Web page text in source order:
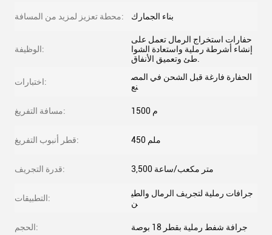
محطة تعزيز لمزيد من المسافة: بناء الجمارك
الوظيفة:
حفارات استخراج الرمال تعمل على
إنشاء أشرطة رملية واستعادة الشوا
اختبارات:
الحفارة فارغة قبل الشحن في المص
نع
مسافة التفريغ: 1500 م
قطر أنبوب التفريغ: 450 ملم
قدرة التجريف: 3,500 متر مكعب/ساعة
التطبيقات:
جرافات رملية لتجريف الرمال والطي
ن
الحجم: جرافة شفط رملية بقطر 18 بوصة